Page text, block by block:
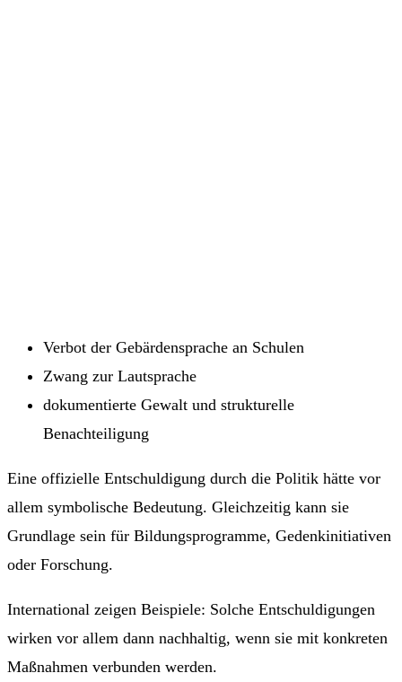
Verbot der Gebärdensprache an Schulen
Zwang zur Lautsprache
dokumentierte Gewalt und strukturelle
Benachteiligung
Eine offizielle Entschuldigung durch die Politik hätte vor
allem symbolische Bedeutung. Gleichzeitig kann sie
Grundlage sein für Bildungsprogramme, Gedenkinitiativen
oder Forschung.
International zeigen Beispiele: Solche Entschuldigungen
wirken vor allem dann nachhaltig, wenn sie mit konkreten
Maßnahmen verbunden werden.